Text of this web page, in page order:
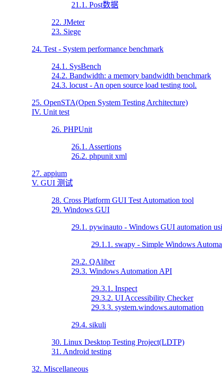
21.1. Post数据
22. JMeter
23. Siege
24. Test - System performance benchmark
24.1. SysBench
24.2. Bandwidth: a memory bandwidth benchmark
24.3. locust - An open source load testing tool.
25. OpenSTA(Open System Testing Architecture)
IV. Unit test
26. PHPUnit
26.1. Assertions
26.2. phpunit xml
27. appium
V. GUI 测试
28. Cross Platform GUI Test Automation tool
29. Windows GUI
29.1. pywinauto - Windows GUI automation
29.1.1. swapy - Simple Windows
29.2. QAliber
29.3. Windows Automation API
29.3.1. Inspect
29.3.2. UI Accessibility Checker
29.3.3. system.windows.automation
29.4. sikuli
30. Linux Desktop Testing Project(LDTP)
31. Android testing
32. Miscellaneous